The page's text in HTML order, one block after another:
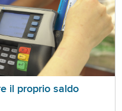
il proprio saldo